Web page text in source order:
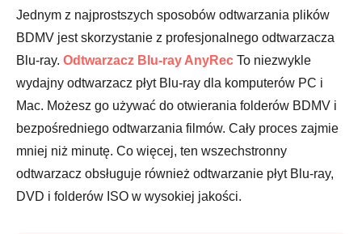
Jednym z najprostszych sposobów odtwarzania plików
BDMV jest skorzystanie z profesjonalnego odtwarzacza
Blu-ray. Odtwarzacz Blu-ray AnyRec To niezwykle
wydajny odtwarzacz płyt Blu-ray dla komputerów PC i
Mac. Możesz go używać do otwierania folderów BDMV i
bezpośredniego odtwarzania filmów. Cały proces zajmie
mniej niż minutę. Co więcej, ten wszechstronny
odtwarzacz obsługuje również odtwarzanie płyt Blu-ray,
DVD i folderów ISO w wysokiej jakości.